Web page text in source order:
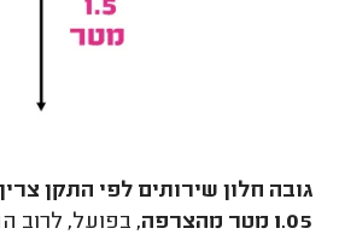
גובה חלון שירותים לפי התקן
1.05 מטר מהצרפה,
בפועל, לרוב